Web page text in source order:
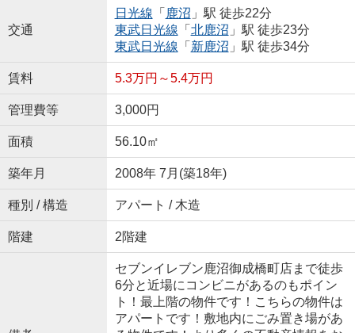
交通
日光線 「 鹿沼 」駅 徒歩22分
東武日光線 「 北鹿沼 」駅 徒歩23分
東武日光線 「 新鹿沼 」駅 徒歩34分
賃料 5.3万円～5.4万円
管理費等 3,000円
面積 56.10㎡
築年月 2008年 7月(築18年)
種別 / 構造 アパート / 木造
階建 2階建
セブンイレブン鹿沼御成橋町店まで徒歩
6分と近場にコンビニがあるのもポイン
ト！最上階の物件です！こちらの物件は
アパートです！敷地内にごみ置き場があ